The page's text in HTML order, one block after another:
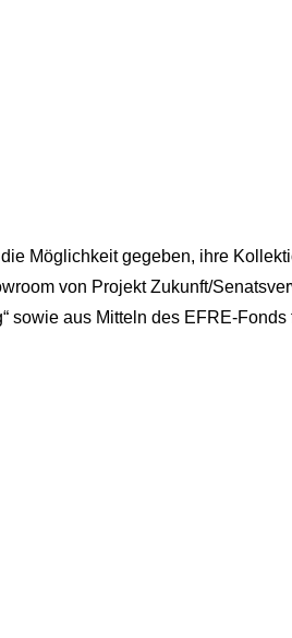
Möglichkeit gegeben, ihre
von Projekt Zukunft/
sowie aus Mitteln des EFRE-Fonds